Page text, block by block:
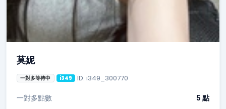
莫妮
一對多等待中 i349 ID: i349_300770
一對多點數
5 點